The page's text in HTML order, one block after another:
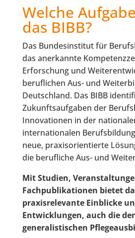
Welche
das BIBB?
Das Bundesinstitut für
das anerkannte
Erforschung und
beruflichen Aus- und
Deutschland. Das BIBB
Zukunftsaufgaben der
Innovationen in der
internationalen
neue, praxisorientierte
die berufliche Aus- und
Mit Studien,
Fachpublikationen bietet
praxisrelevante Einblicke
Entwicklungen, auch die der
generalistischen